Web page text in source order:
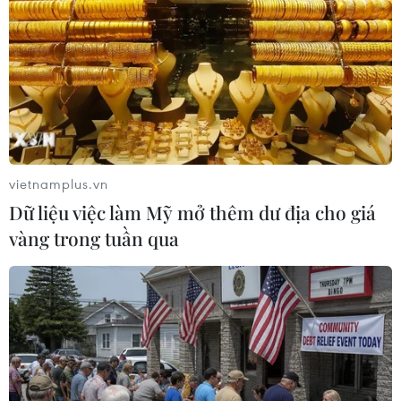
TIN LIÊN QUAN
vietnamplus.vn
Dữ liệu việc làm Mỹ mở thêm dư địa cho giá
vàng trong tuần qua